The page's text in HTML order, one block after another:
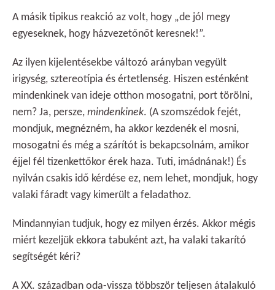
A másik tipikus reakció az volt, hogy „de jól megy
egyeseknek, hogy házvezetőnőt keresnek!”.
Az ilyen kijelentésekbe változó arányban vegyült
irigység, sztereotípia és értetlenség. Hiszen esténként
mindenkinek van ideje otthon mosogatni, port törölni,
nem? Ja, persze, mindenkinek. (A szomszédok fejét,
mondjuk, megnézném, ha akkor kezdenék el mosni,
mosogatni és még a szárítót is bekapcsolnám, amikor
éjjel fél tizenkettőkor érek haza. Tuti, imádnának!) És
nyilván csakis idő kérdése ez, nem lehet, mondjuk, hogy
valaki fáradt vagy kimerült a feladathoz.
Mindannyian tudjuk, hogy ez milyen érzés. Akkor mégis
miért kezeljük ekkora tabuként azt, ha valaki takarító
segítségét kéri?
A XX. században oda-vissza többször teljesen átalakuló